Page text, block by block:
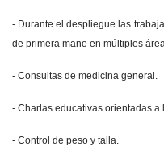
- Durante el despliegue las
de primera mano en múltiples
​- Consultas de medicina general.
​- Charlas educativas orientadas a
​- Control de peso y talla.